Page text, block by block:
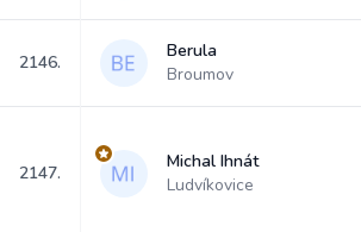
2146.
Berula
Broumov
2147.
Michal Ihnát
Ludvíkovice